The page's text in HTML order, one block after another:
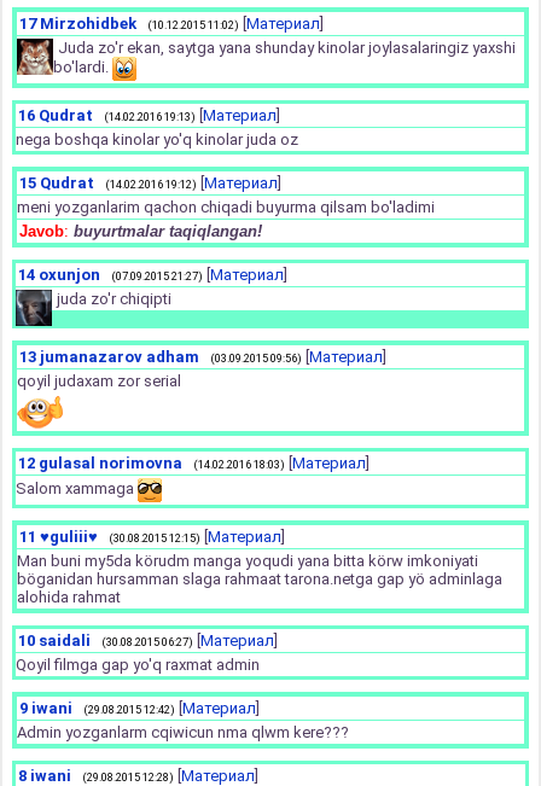
17 Mirzohidbek (10.12.2015 11:02) Материал
Juda zo'r ekan, saytga yana shunday kinolar joylasalaringiz yaxshi
bo'lardi.
16 Qudrat (14.02.2016 19:13) Материал
nega boshqa kinolar yo'q kinolar juda oz
15 Qudrat (14.02.2016 19:12) Материал
meni yozganlarim qachon chiqadi buyurma qilsam bo'ladimi
Javob: buyurtmalar taqiqlangan!
14 oxunjon (07.09.2015 21:27) Материал
juda zo'r chiqipti
13 jumanazarov adham (03.09.2015 09:56) Материал
qoyil judaxam zor serial
12 gulasal norimovna (14.02.2016 18:03) Материал
Salom xammaga
11 ♥guliii♥ (30.08.2015 12:15) Материал
Man buni my5da körudm manga yoqudi yana bitta körw imkoniyati
böganidan hursamman slaga rahmaat tarona.netga gap yö adminlaga
alohida rahmat
10 saidali (30.08.2015 06:27) Материал
Qoyil filmga gap yo'q raxmat admin
9 iwani (29.08.2015 12:42) Материал
Admin yozganlarm cqiwicun nma qlwm kere???
8 iwani (29.08.2015 12:28) Материал